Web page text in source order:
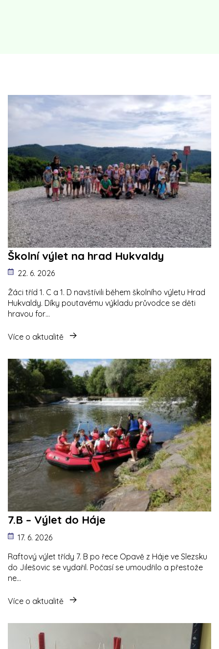
Školní výlet na hrad Hukvaldy
22. 6. 2026
Žáci tříd 1. C a 1. D navštívili během školního výletu Hrad
Hukvaldy. Díky poutavému výkladu průvodce se děti
hravou for…
Více o aktualitě
7.B – Výlet do Háje
17. 6. 2026
Raftový výlet třídy 7. B po řece Opavě z Háje ve Slezsku
do Jilešovic se vydařil. Počasí se umoudřilo a přestože
ne…
Více o aktualitě